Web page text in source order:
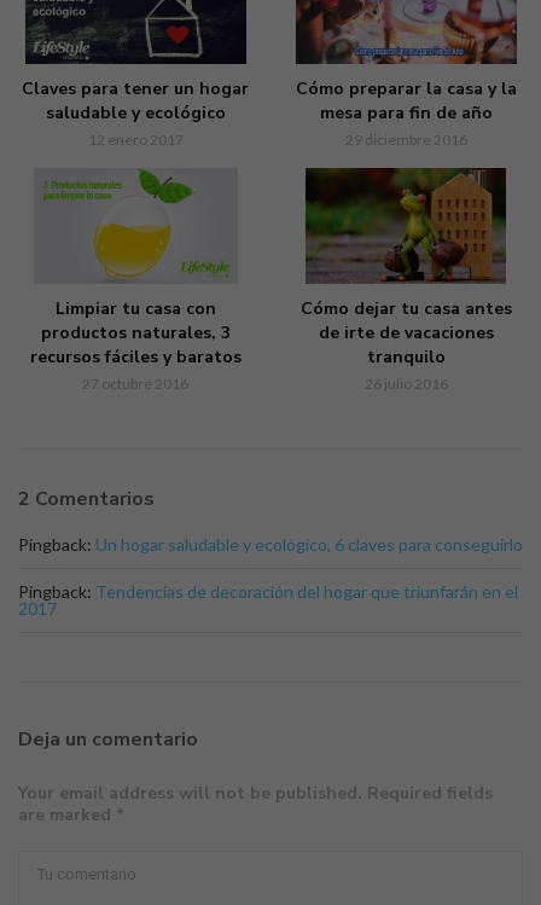
Claves para tener un hogar
saludable y ecológico
12 enero 2017
Cómo preparar la casa y la
mesa para fin de año
29 diciembre 2016
Limpiar tu casa con
productos naturales, 3
recursos fáciles y baratos
27 octubre 2016
Cómo dejar tu casa antes
de irte de vacaciones
tranquilo
26 julio 2016
2 Comentarios
Pingback: Un hogar saludable y ecológico, 6 claves para conseguirlo
Pingback: Tendencias de decoración del hogar que triunfarán en el
2017
Deja un comentario
Your email address will not be published. Required fields
are marked *